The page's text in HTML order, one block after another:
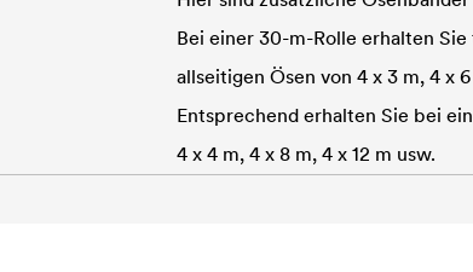
Bei einer 30-m-Rolle erhalten
allseitigen Ösen von 4 x 3 m, 4 x
Entsprechend erhalten Sie bei
4 x 4 m, 4 x 8 m, 4 x 12 m usw.